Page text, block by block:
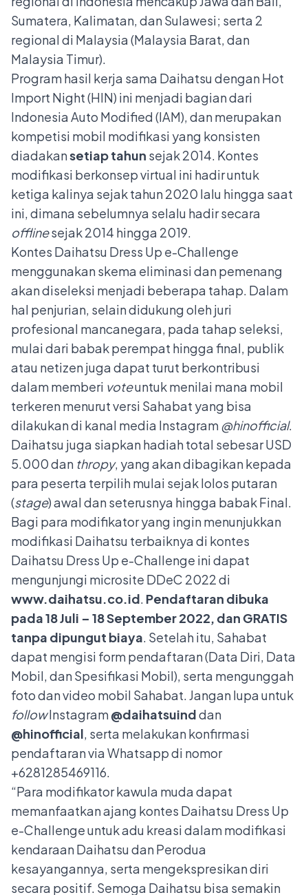
Sumatera, Kalimatan, dan Sulawesi; serta 2
regional di Malaysia (Malaysia Barat, dan
Malaysia Timur).
Program hasil kerja sama Daihatsu dengan Hot
Import Night (HIN) ini menjadi bagian dari
Indonesia Auto Modified (IAM), dan merupakan
kompetisi mobil modifikasi yang konsisten
diadakansetiap tahun sejak 2014. Kontes
modifikasi berkonsep virtual ini hadir untuk
ketiga kalinya sejak tahun 2020 lalu hingga saat
ini, dimana sebelumnya selalu hadir secara
offlinesejak 2014 hingga 2019.
Kontes Daihatsu Dress Up e-Challenge
menggunakan skema eliminasi dan pemenang
akan diseleksi menjadi beberapa tahap. Dalam
hal penjurian, selain didukung oleh juri
profesional mancanegara, pada tahap seleksi,
mulai dari babak perempat hingga final, publik
atau netizen juga dapat turut berkontribusi
dalam memberi voteuntuk menilai mana mobil
terkeren menurut versi Sahabat yang bisa
dilakukan di kanal media Instagram @hinofficial.
Daihatsu juga siapkan hadiah total sebesar USD
5.000 dan thropy, yang akan dibagikan kepada
para peserta terpilih mulai sejak lolos putaran
(stage) awal dan seterusnya hingga babak Final.
Bagi para modifikator yang ingin menunjukkan
modifikasi Daihatsu terbaiknya di kontes
Daihatsu Dress Up e-Challenge ini dapat
mengunjungi microsite DDeC 2022 di
www.daihatsu.co.id. Pendaftaran dibuka
pada 18 Juli – 18 September 2022, dan GRATIS
tanpa dipungut biaya. Setelah itu, Sahabat
dapat mengisi form pendaftaran (Data Diri, Data
Mobil, dan Spesifikasi Mobil), serta mengunggah
foto dan video mobil Sahabat. Jangan lupa untuk
followInstagram@daihatsuinddan
@hinofficial, serta melakukan konfirmasi
pendaftaran via Whatsapp di nomor
+6281285469116.
“Para modifikator kawula muda dapat
memanfaatkan ajang kontes Daihatsu Dress Up
e-Challenge untuk adu kreasi dalam modifikasi
kendaraan Daihatsu dan Perodua
kesayangannya, serta mengekspresikan diri
secara positif. Semoga Daihatsu bisa semakin